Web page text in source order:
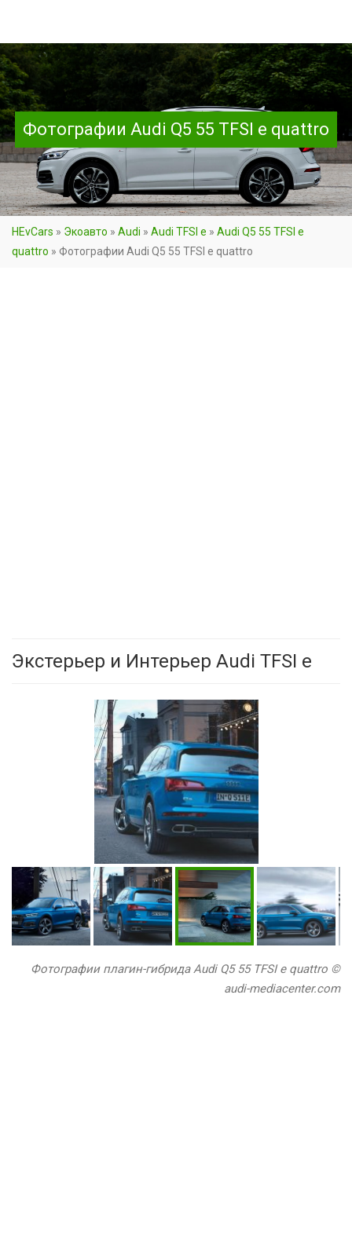
Фотографии Audi Q5 55 TFSI e quattro
HEvCars » Экоавто » Audi » Audi TFSI e » Audi Q5 55 TFSI e
quattro » Фотографии Audi Q5 55 TFSI e quattro
Экстерьер и Интерьер Audi TFSI e
Фотографии плагин-гибрида Audi Q5 55 TFSI e quattro ©
audi-mediacenter.com